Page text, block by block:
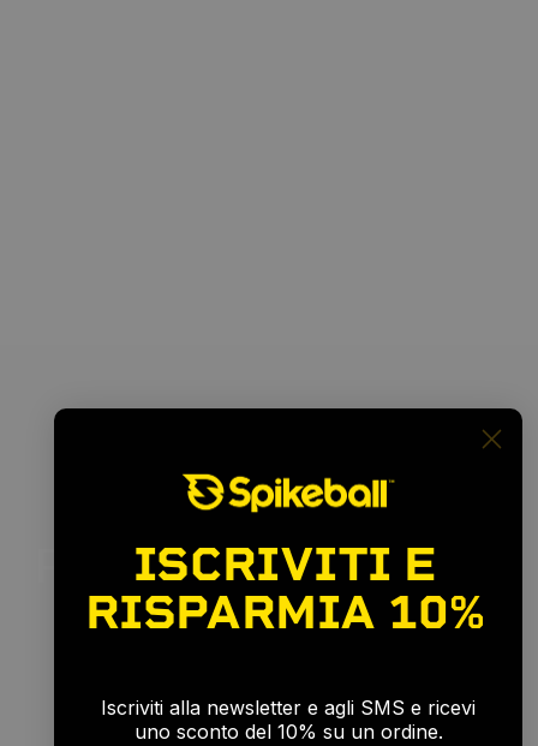
ogni livello di abilità
ISCRIVITI E
RISPARMIA 10%
Iscriviti alla newsletter e agli SMS e ricevi
uno sconto del 10% su un ordine.